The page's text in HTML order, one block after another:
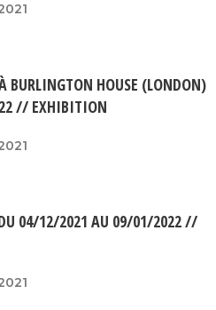
BURLINGTON HOUSE (LONDON)
// EXHIBITION
04/12/2021 AU 09/01/2022 //